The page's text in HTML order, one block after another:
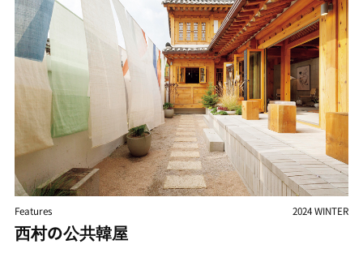
Features 2024 WINTER
西村の多彩なアートスペース<